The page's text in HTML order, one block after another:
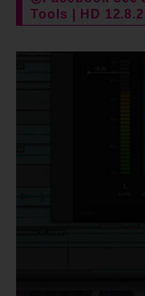
Tools | HD 12.8.2